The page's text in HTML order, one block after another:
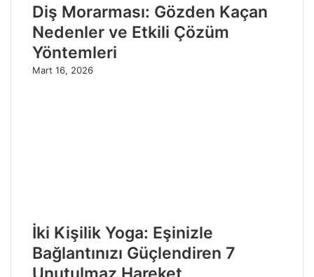
Diş Morarması: Gözden Kaçan
Nedenler ve Etkili Çözüm
Yöntemleri
Mart 16, 2026
İki Kişilik Yoga: Eşinizle
Bağlantınızı Güçlendiren 7